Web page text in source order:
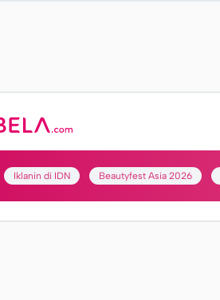
Iklanin di IDN Beautyfest Asia 2026